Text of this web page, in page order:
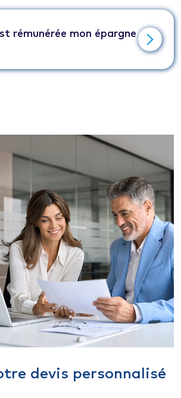
rémunérée mon épargne
devis personnalisé